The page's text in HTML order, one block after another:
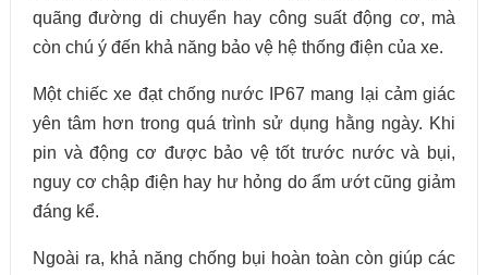
quãng đường di chuyển hay công suất động cơ, mà
còn chú ý đến khả năng bảo vệ hệ thống điện của xe.
Một chiếc xe đạt chống nước IP67 mang lại cảm giác
yên tâm hơn trong quá trình sử dụng hằng ngày. Khi
pin và động cơ được bảo vệ tốt trước nước và bụi,
nguy cơ chập điện hay hư hỏng do ẩm ướt cũng giảm
đáng kể.
Ngoài ra, khả năng chống bụi hoàn toàn còn giúp các